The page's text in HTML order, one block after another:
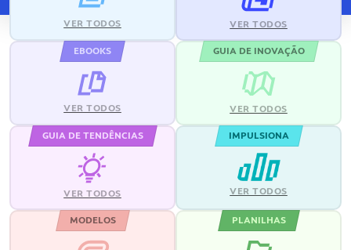
VER TODOS VER TODOS
EBOOKS
VER TODOS
GUIA DE INOVAÇÃO
VER TODOS
GUIA DE TENDÊNCIAS
VER TODOS
IMPULSIONA
VER TODOS
MODELOS PLANILHAS